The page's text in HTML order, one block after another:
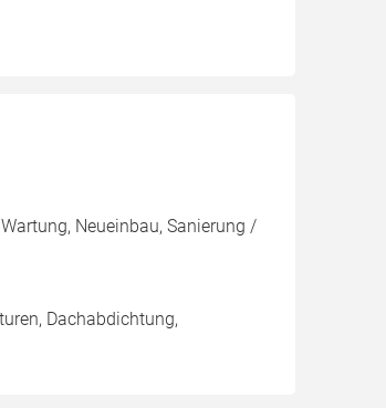
Neueinbau, Sanierung /
Dachabdichtung,